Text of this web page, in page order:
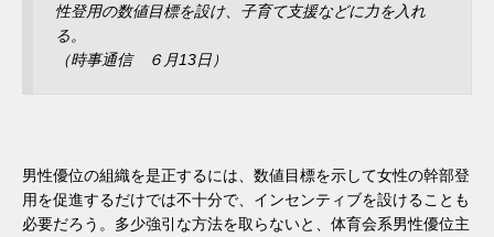
性登用の数値目標を設け、子育て支援などに力を入れ
る。
（時事通信 ６月13日）
男性優位の組織を是正するには、数値目標を示して女性の幹部登
用を促進するだけでは不十分で、インセンティブを設けることも
必要だろう。多少強引な方法を取らないと、体育会系男性優位主